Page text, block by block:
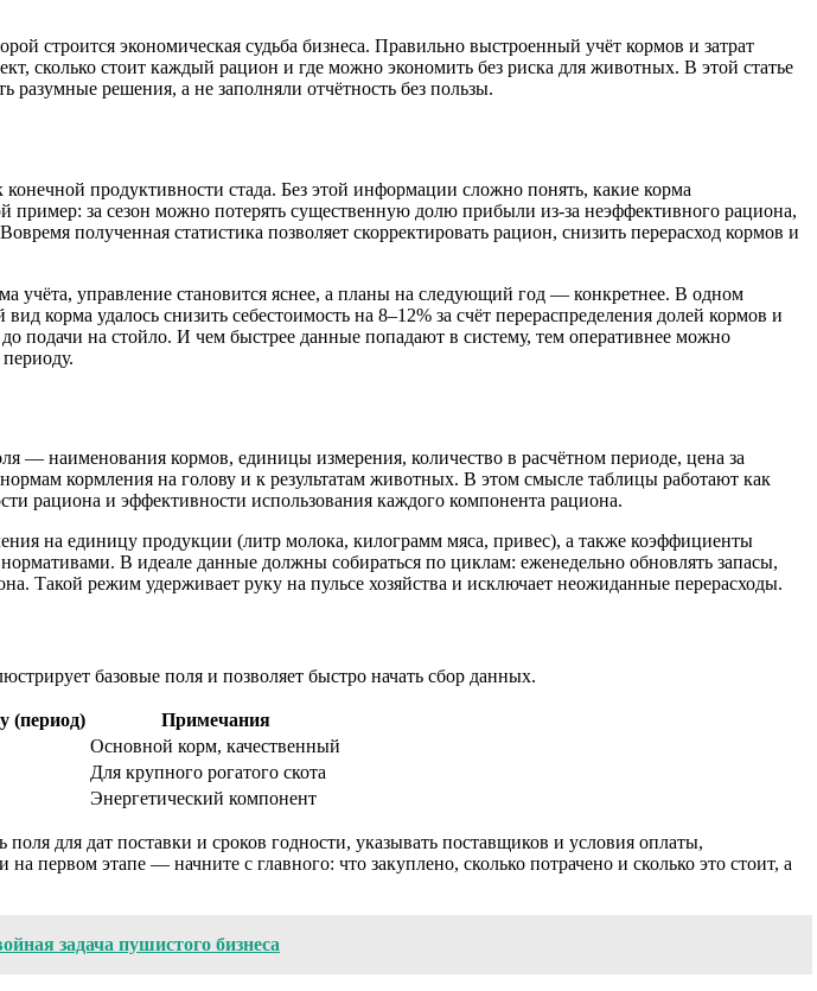
строится экономическая судьба бизнеса. Правильно выстроенный учёт кормов и затрат
сколько стоит каждый рацион и где можно экономить без риска для животных. В этой статье
решения, а не заполняли отчётность без пользы.
продуктивности стада. Без этой информации сложно понять, какие корма
за сезон можно потерять существенную долю прибыли из‑за неэффективного рациона,
полученная статистика позволяет скорректировать рацион, снизить перерасход кормов и
учёта, управление становится яснее, а планы на следующий год — конкретнее. В одном
корма удалось снизить себестоимость на 8–12% за счёт перераспределения долей кормов и
подачи на стойло. И чем быстрее данные попадают в систему, тем оперативнее можно
— наименования кормов, единицы измерения, количество в расчётном периоде, цена за
кормления на голову и к результатам животных. В этом смысле таблицы работают как
рациона и эффективности использования каждого компонента рациона.
на единицу продукции (литр молока, килограмм мяса, привес), а также коэффициенты
В идеале данные должны собираться по циклам: еженедельно обновлять запасы,
Такой режим удерживает руку на пульсе хозяйства и исключает неожиданные перерасходы.
базовые поля и позволяет быстро начать сбор данных.
(период)
Примечания
Основной корм, качественный
Для крупного рогатого скота
Энергетический компонент
для дат поставки и сроков годности, указывать поставщиков и условия оплаты,
этапе — начните с главного: что закуплено, сколько потрачено и сколько это стоит, а
задача пушистого бизнеса